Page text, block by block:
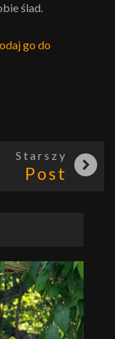
ślad.
go do
Starszy
Post